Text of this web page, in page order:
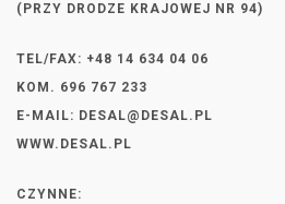
(PRZY DRODZE KRAJOWEJ NR 94)
TEL/FAX: +48 14 634 04 06
KOM. 696 767 233
E-MAIL: DESAL@DESAL.PL
WWW.DESAL.PL
CZYNNE: